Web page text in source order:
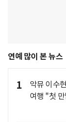
연예 많이 본 뉴스
1
악뮤 이수
여행 "첫